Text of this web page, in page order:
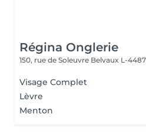
Régina Onglerie
150, rue de Soleuvre Belvaux L-4487
Visage Complet
Lèvre
Menton